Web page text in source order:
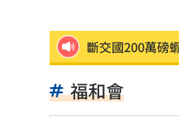
斷交國200萬磅
福和會